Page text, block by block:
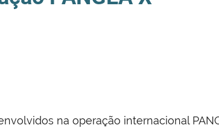
na operação internacional